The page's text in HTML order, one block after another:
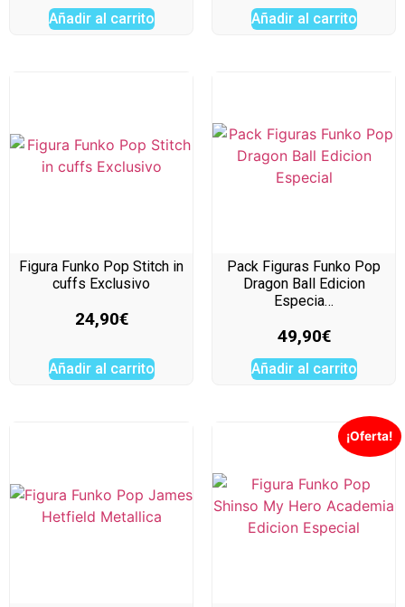
Añadir al carrito Añadir al carrito
Figura Funko Pop Stitch in
cuffs Exclusivo
24,90€
Añadir al carrito
Pack Figuras Funko Pop
Dragon Ball Edicion
Especia…
49,90€
Añadir al carrito
¡Oferta!